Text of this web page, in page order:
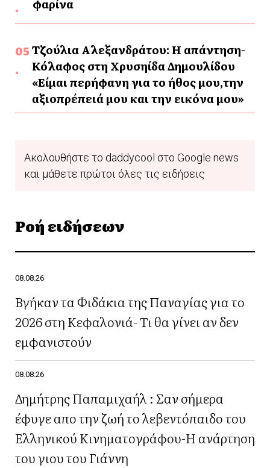
φαρίνα
Τζούλια Αλεξανδράτου: Η απάντηση-
Κόλαφος στη Χρυσηίδα Δημουλίδου
«Είμαι περήφανη για το ήθος μου,την
αξιοπρέπειά μου και την εικόνα μου»
Ακολουθήστε το daddycool στο Google news
και μάθετε πρώτοι όλες τις ειδήσεις
Ροή ειδήσεων
08.08.26
Βγήκαν τα Φιδάκια της Παναγίας για το
2026 στη Κεφαλονιά- Τι θα γίνει αν δεν
εμφανιστούν
08.08.26
Δημήτρης Παπαμιχαήλ : Σαν σήμερα
έφυγε απο την ζωή το λεβεντόπαιδο του
Ελληνικού Κινηματογράφου-Η ανάρτηση
του γιου του Γιάννη